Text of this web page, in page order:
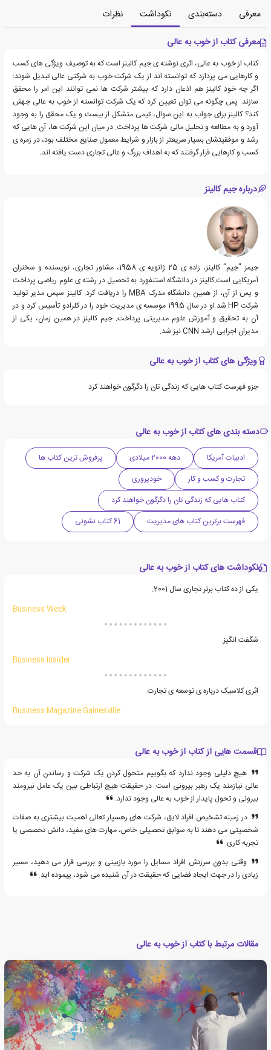
معرفی دسته‌بندی نکوداشت
نظرات
معرفی کتاب از خوب به عالی
کتاب از خوب به عالی، اثری نوشته ی جیم کالینز است که به توصیف ویژگی های کسب
و کارهایی می پردازد که توانسته اند از یک شرکت خوب به شرکتی عالی تبدیل شوند؛
اگر چه خودِ کالینز هم اذعان دارد که بیشتر شرکت ها نمی توانند این امر را محقق
سازند. پس چگونه می توان تعیین کرد که یک شرکت توانسته از خوب به عالی جهش
کند؟ کالینز برای جواب به این سوال، تیمی متشکل از بیست و یک محقق را به وجود
آورد و به مطالعه و تحلیل مالی شرکت ها پرداخت. در میان این شرکت ها، آن هایی که
رشد و موفقیتشان بسیار سریعتر از بازار و شرایط معمول صنایع مختلف بود، در زمره ی
کسب و کارهایی قرار گرفتند که به اهداف بزرگ و عالی تجاری دست یافته اند.
درباره جیم کالینز
جیمز "جیم" کالینز، زاده ی 25 ژانویه ی 1958، مشاور تجاری، نویسنده و سخنران
آمریکایی است.کالینز در دانشگاه استنفورد به تحصیل در رشته ی علوم ریاضی پرداخت
و پس از آن، از همین دانشگاه مدرک MBA را دریافت کرد. کالینز سپس مدیر تولید
شرکت HP شد.او در سال 1995 موسسه ی مدیریت خود را در کلرادو تأسیس کرد و در
آن به تحقیق و آموزش علوم مدیریتی پرداخت. جیم کالینز در همین زمان، یکی از
مدیران اجرایی ارشد CNN نیز شد.
ویژگی های کتاب از خوب به عالی
جزو فهرست کتاب هایی که زندگی تان را دگرگون خواهند کرد
دسته بندی های کتاب از خوب به عالی
ادبیات آمریکا دهه 2000 میلادی
پرفروش ترین کتاب ها
تجارت و کسب و کار
خودپروری
کتاب هایی که زندگی تان را دگرگون خواهند کرد
فهرست برترین کتاب های مدیریت
61 کتاب نشونی
نکوداشت های کتاب از خوب به عالی
یکی از ده کتاب برتر تجاری سال 2001.
Business Week
شگفت انگیز.
Business Insider
اثری کلاسیک درباره ی توسعه ی تجارت.
Business Magazine Gainesville
قسمت هایی از کتاب از خوب به عالی
هیچ دلیلی وجود ندارد که بگوییم متحول کردن یک شرکت و رساندن آن به حد
عالی نیازمند یک رهبر بیرونی است. در حقیقت هیچ ارتباطی بین یک عامل نیرومند
بیرونی و تحول پایدار از خوب به عالی وجود ندارد.
در زمینه تشخیص افراد لایق، شرکت های رهسپار تعالی اهمیت بیشتری به صفات
شخصیتی می دهند تا به سوابق تحصیلی خاص، مهارت های مفید، دانش تخصصی یا
تجربه کاری.
وقتی بدون سرزنش افراد مسایل را مورد بازبینی و بررسی قرار می دهید، مسیر
زیادی را در جهت ایجاد فضایی که حقیقت در آن شنیده می شود، پیموده اید.
مقالات مرتبط با کتاب از خوب به عالی